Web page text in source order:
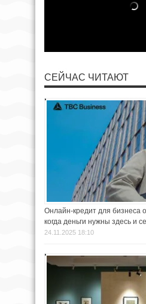
СЕЙЧАС ЧИТАЮТ
Онлайн-кредит для бизнеса
когда деньги нужны здесь и
24.11.2025 18:10